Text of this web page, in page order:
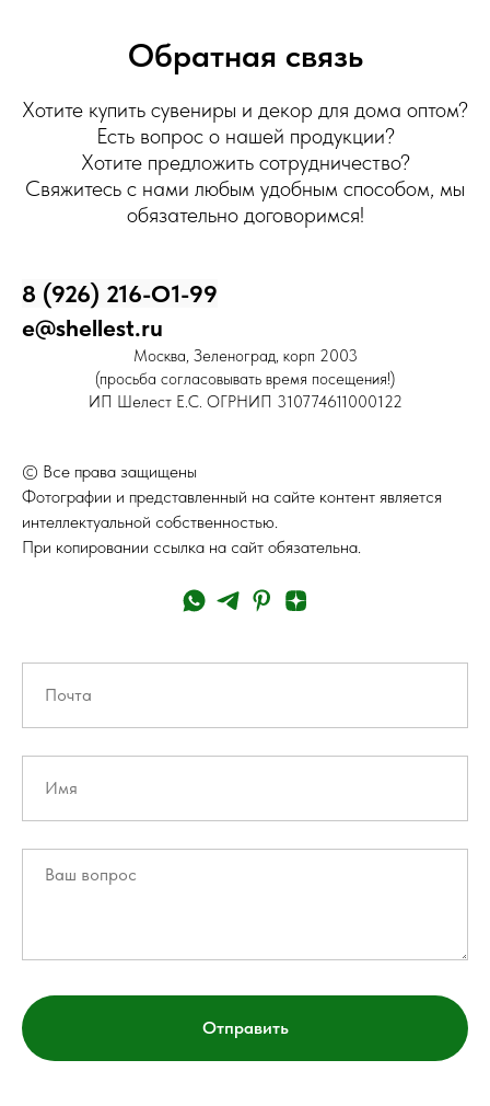
Обратная связь
Хотите купить сувениры и декор для дома оптом?
Есть вопрос о нашей продукции?
Хотите предложить сотрудничество?
Свяжитесь с нами любым удобным способом, мы
обязательно договоримся!
8 (926) 216-О1-99
e@shellest.ru
Москва, Зеленоград, корп 2003
(просьба согласовывать время посещения!)
ИП Шелест Е.С. ОГРНИП 310774611000122
© Все права защищены
Фотографии и представленный на сайте контент является
интеллектуальной собственностью.
При копировании ссылка на сайт обязательна.
Отправить